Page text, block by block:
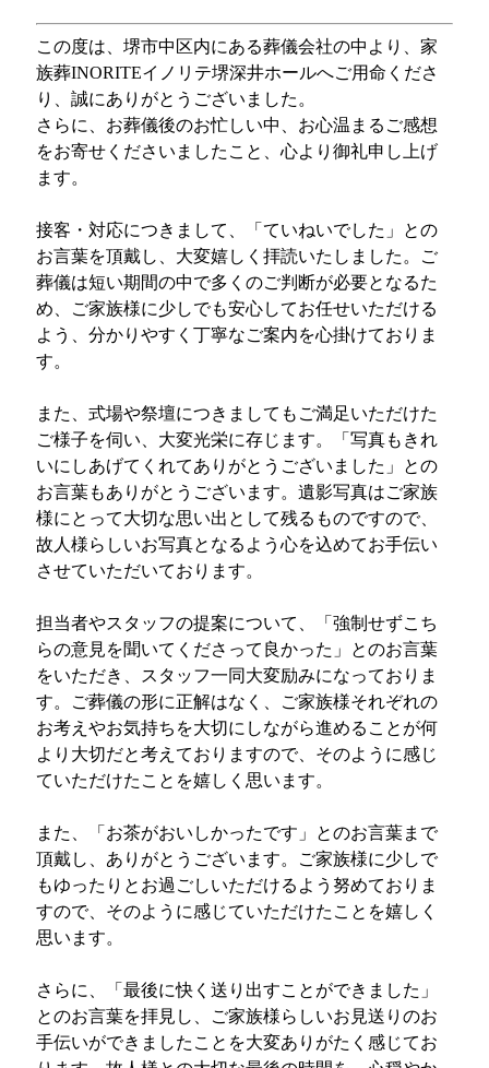
この度は、堺市中区内にある葬儀会社の中より、家
族葬INORITEイノリテ堺深井ホールへご用命くださ
り、誠にありがとうございました。
さらに、お葬儀後のお忙しい中、お心温まるご感想
をお寄せくださいましたこと、心より御礼申し上げ
ます。
接客・対応につきまして、「ていねいでした」との
お言葉を頂戴し、大変嬉しく拝読いたしました。ご
葬儀は短い期間の中で多くのご判断が必要となるた
め、ご家族様に少しでも安心してお任せいただける
よう、分かりやすく丁寧なご案内を心掛けておりま
す。
また、式場や祭壇につきましてもご満足いただけた
ご様子を伺い、大変光栄に存じます。「写真もきれ
いにしあげてくれてありがとうございました」との
お言葉もありがとうございます。遺影写真はご家族
様にとって大切な思い出として残るものですので、
故人様らしいお写真となるよう心を込めてお手伝い
させていただいております。
担当者やスタッフの提案について、「強制せずこち
らの意見を聞いてくださって良かった」とのお言葉
をいただき、スタッフ一同大変励みになっておりま
す。ご葬儀の形に正解はなく、ご家族様それぞれの
お考えやお気持ちを大切にしながら進めることが何
より大切だと考えておりますので、そのように感じ
ていただけたことを嬉しく思います。
また、「お茶がおいしかったです」とのお言葉まで
頂戴し、ありがとうございます。ご家族様に少しで
もゆったりとお過ごしいただけるよう努めておりま
すので、そのように感じていただけたことを嬉しく
思います。
さらに、「最後に快く送り出すことができました」
とのお言葉を拝見し、ご家族様らしいお見送りのお
手伝いができましたことを大変ありがたく感じてお